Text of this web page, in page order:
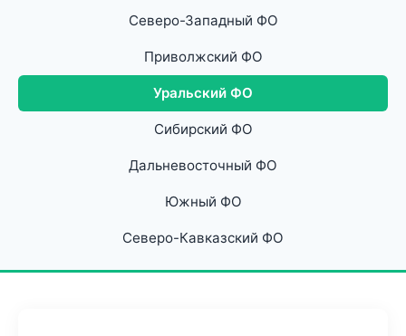
Северо-Западный ФО
Приволжский ФО
Уральский ФО
Сибирский ФО
Дальневосточный ФО
Южный ФО
Северо-Кавказский ФО